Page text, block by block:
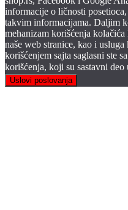
informacije o ličnosti
takvim informacijama. Daljim
mehanizam korišćenja
naše web stranice, kao i
korišćenjem sajta saglasni ste
korišćenja, koji su sastavni
Uslovi poslovanja